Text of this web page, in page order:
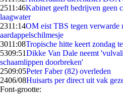
2511:46Kabinet geeft bedrijven geen
laagwater
2311:14OM eist TBS tegen verwarde
aardappelschilmesje
3011:08Tropische hitte keert zondag
5309:51Dikke Van Dale neemt
schaamlippen doorbreken'
2509:05Peter Faber (82) overleden
2406/08Huisarts per direct uit vak
Font-grootte: